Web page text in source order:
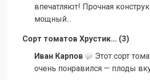
впечатляют! Прочная
мощный...
Сорт томатов Хрустик... (3)
Иван Карпов
Этот сорт
очень понравился — плоды